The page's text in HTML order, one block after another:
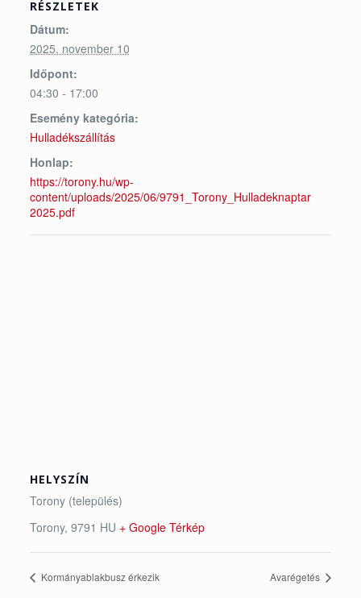
RÉSZLETEK
Dátum:
2025. november 10
Időpont:
04:30 - 17:00
Esemény kategória:
Hulladékszállítás
Honlap:
https://torony.hu/wp-
content/uploads/2025/06/9791_Torony_Hulladeknaptar
2025.pdf
HELYSZÍN
Torony (település)
Torony, 9791 HU + Google Térkép
Kormányablakbusz érkezik Avarégetés